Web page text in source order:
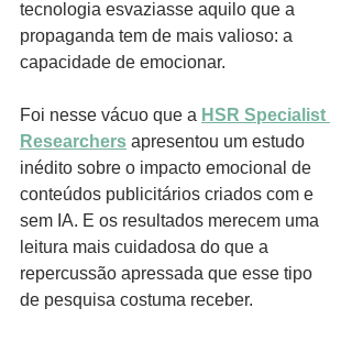
tecnologia esvaziasse aquilo que a
propaganda tem de mais valioso: a
capacidade de emocionar.
Foi nesse vácuo que a HSR Specialist
Researchers apresentou um estudo
inédito sobre o impacto emocional de
conteúdos publicitários criados com e
sem IA. E os resultados merecem uma
leitura mais cuidadosa do que a
repercussão apressada que esse tipo
de pesquisa costuma receber.